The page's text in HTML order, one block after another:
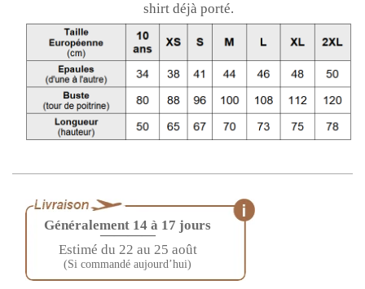
shirt déjà porté.
Généralement 14 à 17 jours
————
Estimé du 22 au 25 août
(Si commandé aujourd’hui)